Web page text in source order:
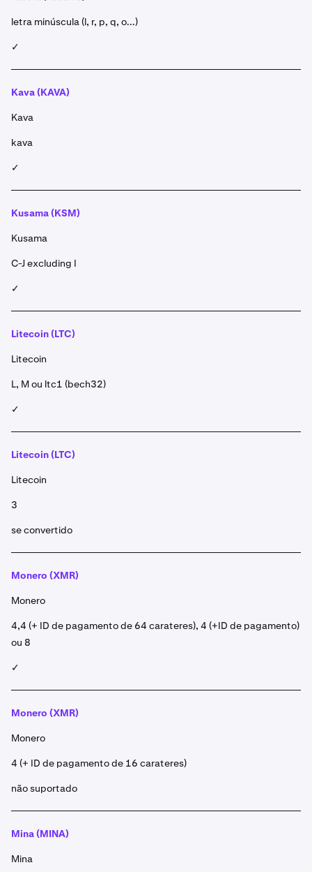
letra minúscula (l, r, p, q, o...)
✓
Kava (KAVA)
Kava
kava
✓
Kusama (KSM)
Kusama
C-J excluding I
✓
Litecoin (LTC)
Litecoin
L, M ou ltc1 (bech32)
✓
Litecoin (LTC)
Litecoin
3
se convertido
Monero (XMR)
Monero
4,4 (+ ID de pagamento de 64 carateres), 4 (+ID de pagamento)
ou 8
✓
Monero (XMR)
Monero
4 (+ ID de pagamento de 16 carateres)
não suportado
Mina (MINA)
Mina